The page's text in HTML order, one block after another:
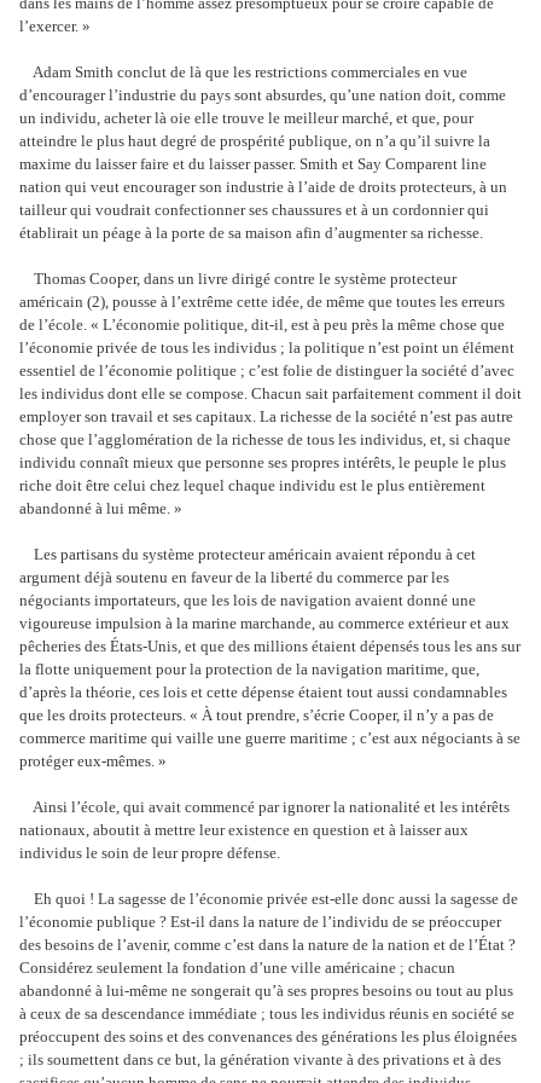
l’exercer. »
Adam Smith conclut de là que les restrictions commerciales en vue
d’encourager l’industrie du pays sont absurdes, qu’une nation doit, comme
un individu, acheter là oie elle trouve le meilleur marché, et que, pour
atteindre le plus haut degré de prospérité publique, on n’a qu’il suivre la
maxime du laisser faire et du laisser passer. Smith et Say Comparent line
nation qui veut encourager son industrie à l’aide de droits protecteurs, à un
tailleur qui voudrait confectionner ses chaussures et à un cordonnier qui
établirait un péage à la porte de sa maison afin d’augmenter sa richesse.
Thomas Cooper, dans un livre dirigé contre le système protecteur
américain (2), pousse à l’extrême cette idée, de même que toutes les erreurs
de l’école. « L’économie politique, dit-il, est à peu près la même chose que
l’économie privée de tous les individus ; la politique n’est point un élément
essentiel de l’économie politique ; c’est folie de distinguer la société d’avec
les individus dont elle se compose. Chacun sait parfaitement comment il doit
employer son travail et ses capitaux. La richesse de la société n’est pas autre
chose que l’agglomération de la richesse de tous les individus, et, si chaque
individu connaît mieux que personne ses propres intérêts, le peuple le plus
riche doit être celui chez lequel chaque individu est le plus entièrement
abandonné à lui même. »
Les partisans du système protecteur américain avaient répondu à cet
argument déjà soutenu en faveur de la liberté du commerce par les
négociants importateurs, que les lois de navigation avaient donné une
vigoureuse impulsion à la marine marchande, au commerce extérieur et aux
pêcheries des États-Unis, et que des millions étaient dépensés tous les ans sur
la flotte uniquement pour la protection de la navigation maritime, que,
d’après la théorie, ces lois et cette dépense étaient tout aussi condamnables
que les droits protecteurs. « À tout prendre, s’écrie Cooper, il n’y a pas de
commerce maritime qui vaille une guerre maritime ; c’est aux négociants à se
protéger eux-mêmes. »
Ainsi l’école, qui avait commencé par ignorer la nationalité et les intérêts
nationaux, aboutit à mettre leur existence en question et à laisser aux
individus le soin de leur propre défense.
Eh quoi ! La sagesse de l’économie privée est-elle donc aussi la sagesse de
l’économie publique ? Est-il dans la nature de l’individu de se préoccuper
des besoins de l’avenir, comme c’est dans la nature de la nation et de l’État ?
Considérez seulement la fondation d’une ville américaine ; chacun
abandonné à lui-même ne songerait qu’à ses propres besoins ou tout au plus
à ceux de sa descendance immédiate ; tous les individus réunis en société se
préoccupent des soins et des convenances des générations les plus éloignées
; ils soumettent dans ce but, la génération vivante à des privations et à des